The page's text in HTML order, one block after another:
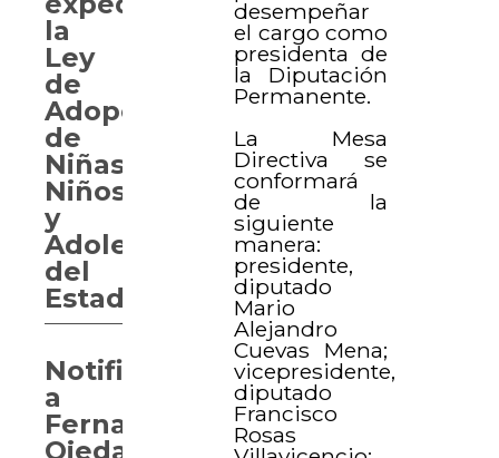
desempeñar
el cargo como
presidenta de
la Diputación
Permanente.
La Mesa
Directiva se
conformará
de la
siguiente
manera:
presidente,
diputado
Mario
Alejandro
Cuevas Mena;
vicepresidente,
diputado
Francisco
Rosas
la
Ley
de
Adopciones
de
Niñas,
Niños
y
Adolescentes
del
Estado
Notifican
a
Fernando
Ojeda